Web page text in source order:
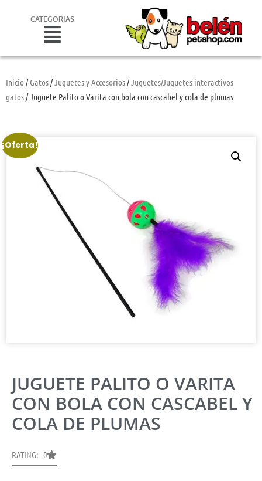
CATEGORIAS
Inicio /Gatos/Juguetes y Accesorios/Juguetes/Juguetes interactivos
gatos/ Juguete Palito o Varita con bola con cascabel y cola de plumas
¡Oferta!
JUGUETE PALITO O VARITA
CON BOLA CON CASCABEL Y
COLA DE PLUMAS
RATING: 0